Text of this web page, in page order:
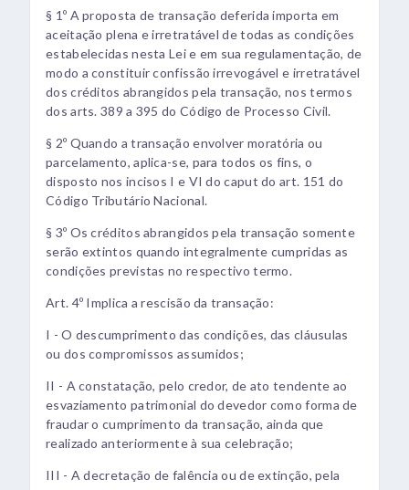
§ 1º A proposta de transação deferida importa em
aceitação plena e irretratável de todas as condições
estabelecidas nesta Lei e em sua regulamentação, de
modo a constituir confissão irrevogável e irretratável
dos créditos abrangidos pela transação, nos termos
dos arts. 389 a 395 do Código de Processo Civil.
§ 2º Quando a transação envolver moratória ou
parcelamento, aplica-se, para todos os fins, o
disposto nos incisos I e VI do caput do art. 151 do
Código Tributário Nacional.
§ 3º Os créditos abrangidos pela transação somente
serão extintos quando integralmente cumpridas as
condições previstas no respectivo termo.
Art. 4º Implica a rescisão da transação:
I - O descumprimento das condições, das cláusulas
ou dos compromissos assumidos;
II - A constatação, pelo credor, de ato tendente ao
esvaziamento patrimonial do devedor como forma de
fraudar o cumprimento da transação, ainda que
realizado anteriormente à sua celebração;
III - A decretação de falência ou de extinção, pela